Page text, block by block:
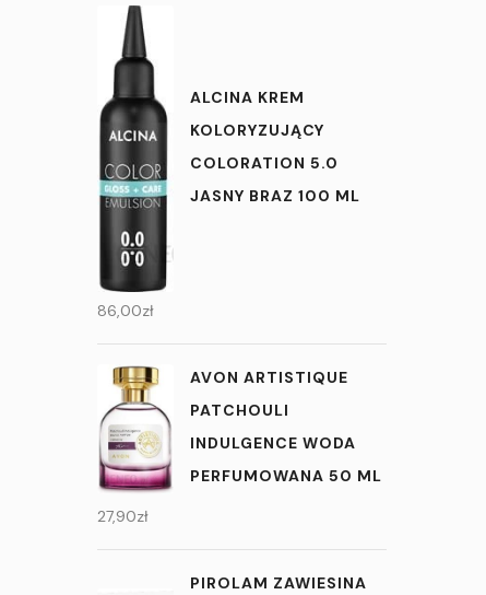
ALCINA KREM
KOLORYZUJĄCY
COLORATION 5.0
JASNY BRAZ 100 ML
86,00zł
AVON ARTISTIQUE
PATCHOULI
INDULGENCE WODA
PERFUMOWANA 50 ML
27,90zł
PIROLAM ZAWIESINA